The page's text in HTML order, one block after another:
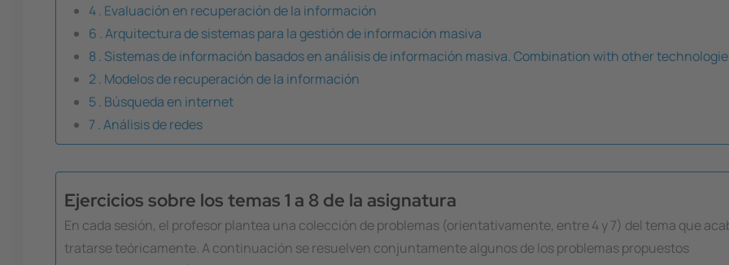
4 . Evaluación en recuperación de la información
6 . Arquitectura de sistemas para la gestión de información masiva
8 . Sistemas de información basados en análisis de información masiva. Combination with other
2 . Modelos de recuperación de la información
5 . Búsqueda en internet
7 . Análisis de redes
Ejercicios sobre los temas 1 a 8 de la asignatura
En cada sesión, el profesor plantea una colección de problemas (orientativamente, entre 4 y 7) del tema que
tratarse teóricamente. A continuación se resuelven conjuntamente algunos de los problemas propuestos